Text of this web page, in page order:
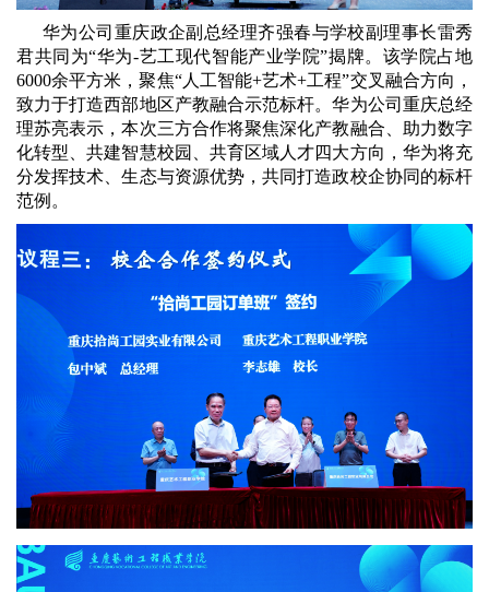
华为公司重庆政企副总经理齐强春与学校副理事长雷秀
君共同为“华为-艺工现代智能产业学院”揭牌。该学院占地
6000余平方米，聚焦“人工智能+艺术+工程”交叉融合方向，
致力于打造西部地区产教融合示范标杆。华为公司重庆总经
理苏亮表示，本次三方合作将聚焦深化产教融合、助力数字
化转型、共建智慧校园、共育区域人才四大方向，华为将充
分发挥技术、生态与资源优势，共同打造政校企协同的标杆
范例。